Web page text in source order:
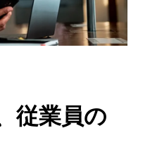
従業員の